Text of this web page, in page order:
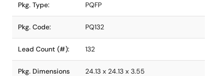
Pkg. Type: PQFP
Pkg. Code: PQ132
Lead Count (#): 132
Pkg. Dimensions
24.13 x 24.13 x 3.55